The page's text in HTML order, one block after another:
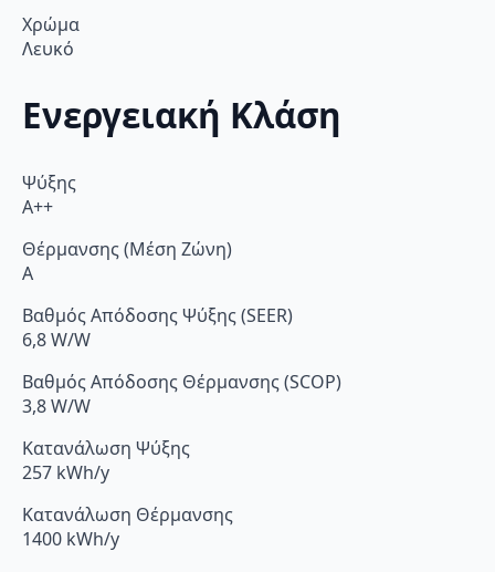
Χρώμα
Λευκό
Ενεργειακή Κλάση
Ψύξης
A++
Θέρμανσης (Μέση Ζώνη)
A
Βαθμός Απόδοσης Ψύξης (SEER)
6,8 W/W
Βαθμός Απόδοσης Θέρμανσης (SCOP)
3,8 W/W
Κατανάλωση Ψύξης
257 kWh/y
Κατανάλωση Θέρμανσης
1400 kWh/y